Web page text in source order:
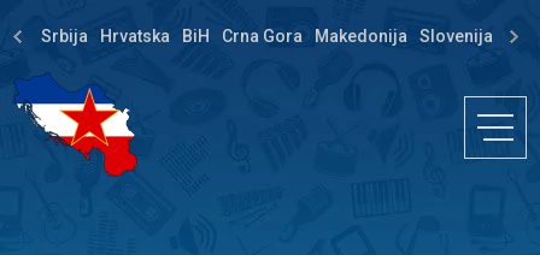
Srbija Hrvatska BiH Crna Gora Makedonija Slovenija